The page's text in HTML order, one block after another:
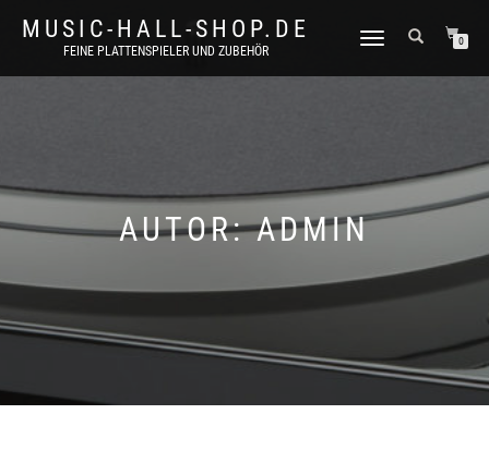
MUSIC-HALL-SHOP.DE
FEINE PLATTENSPIELER UND ZUBEHÖR
NAVIGATION
0
AUTOR:ADMIN